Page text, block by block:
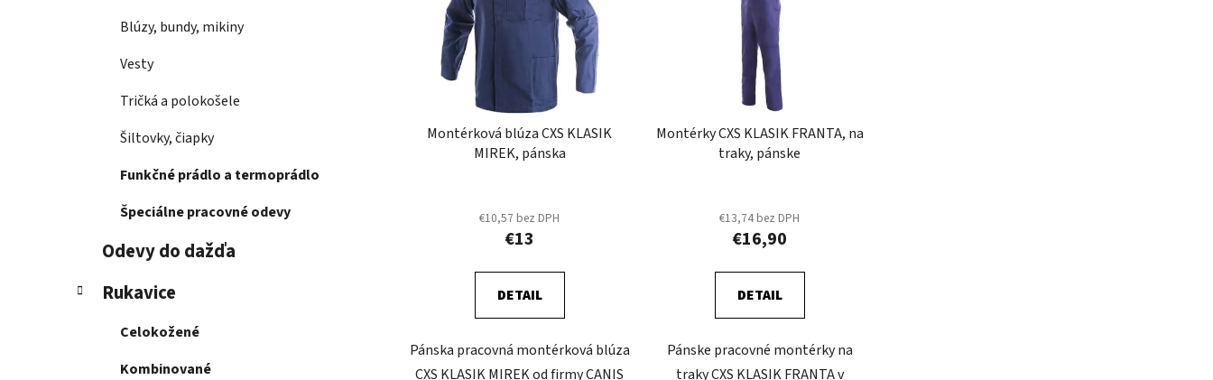
Blúzy, bundy, mikiny
Vesty
Tričká a polokošele
Šiltovky, čiapky
Funkčné prádlo a termoprádlo
Špeciálne pracovné odevy
Odevy do dažďa
Rukavice
Celokožené
Kombinované
Montérková blúza CXS KLASIK
MIREK, pánska
€10,57 bez DPH
€13
DETAIL
Pánska pracovná montérková blúza
CXS KLASIK MIREK od firmy CANIS
Montérky CXS KLASIK FRANTA, na
traky, pánske
€13,74 bez DPH
€16,90
DETAIL
Pánske pracovné montérky na
traky CXS KLASIK FRANTA v